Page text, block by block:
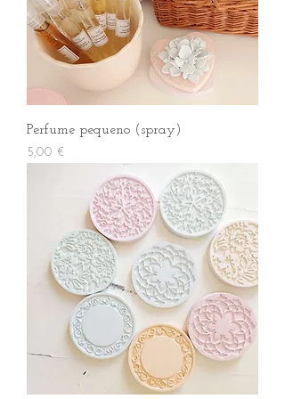
Perfume pequeno (spray)
Preço
5,00 €